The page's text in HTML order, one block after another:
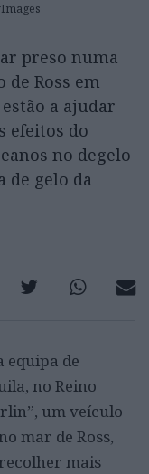
preso numa
de Ross em
a ajudar
efeitos do
no degelo
de gelo da
equipa de
no Reino
um veículo
mar de Ross,
mais